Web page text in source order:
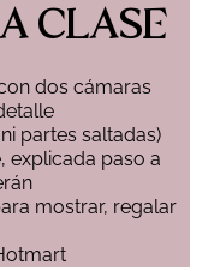
CLASE
dos cámaras
partes saltadas)
explicada paso a
mostrar, regalar